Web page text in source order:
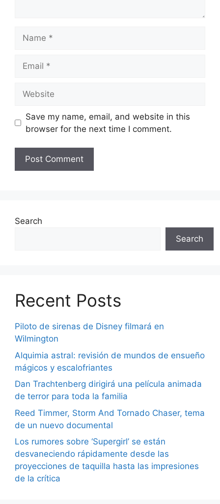
Save my name, email, and website in this
browser for the next time I comment.
Search
Search
Recent Posts
Piloto de sirenas de Disney filmará en
Wilmington
Alquimia astral: revisión de mundos de ensueño
mágicos y escalofriantes
Dan Trachtenberg dirigirá una película animada
de terror para toda la familia
Reed Timmer, Storm And Tornado Chaser, tema
de un nuevo documental
Los rumores sobre ‘Supergirl’ se están
desvaneciendo rápidamente desde las
proyecciones de taquilla hasta las impresiones
de la crítica